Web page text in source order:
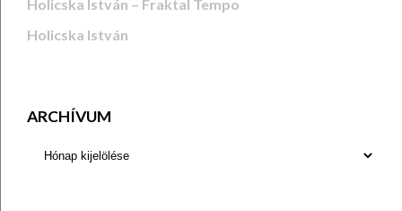
Holicska István – Fraktal Tempo
Holicska István
ARCHÍVUM